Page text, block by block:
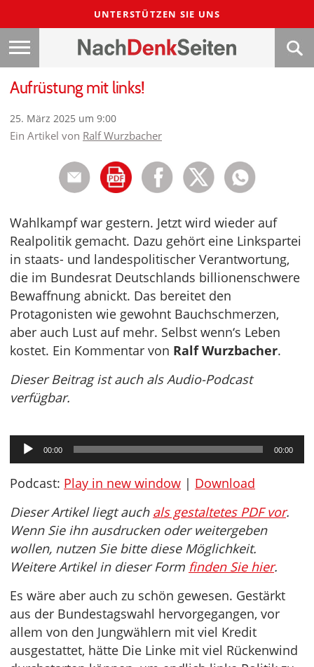
UNTERSTÜTZEN SIE UNS
Aufrüstung mit links!
25. März 2025 um 9:00
Ein Artikel von Ralf Wurzbacher
Wahlkampf war gestern. Jetzt wird wieder auf
Realpolitik gemacht. Dazu gehört eine Linkspartei
in staats- und landespolitischer Verantwortung,
die im Bundesrat Deutschlands billionenschwere
Bewaffnung abnickt. Das bereitet den
Protagonisten wie gewohnt Bauchschmerzen,
aber auch Lust auf mehr. Selbst wenn‘s Leben
kostet. Ein Kommentar von Ralf Wurzbacher.
Dieser Beitrag ist auch als Audio-Podcast
verfügbar.
Audio-
Player
00:00 00:00
Podcast: Play in new window | Download
Dieser Artikel liegt auch als gestaltetes PDF vor.
Wenn Sie ihn ausdrucken oder weitergeben
wollen, nutzen Sie bitte diese Möglichkeit.
Weitere Artikel in dieser Form finden Sie hier.
Es wäre aber auch zu schön gewesen. Gestärkt
aus der Bundestagswahl hervorgegangen, vor
allem von den Jungwählern mit viel Kredit
ausgestattet, hätte Die Linke mit viel Rückenwind